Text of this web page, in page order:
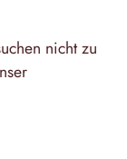
nicht zu